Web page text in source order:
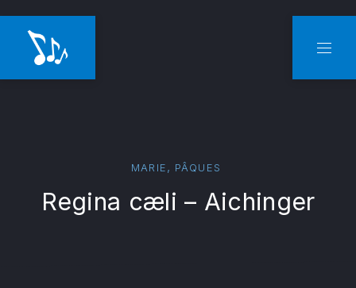
MARIE, PÂQUES
Regina cæli – Aichinger